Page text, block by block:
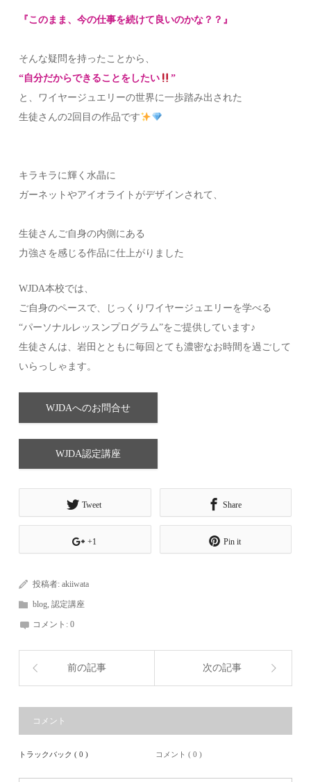
『このまま、今の仕事を続けて良いのかな？？』
そんな疑問を持ったことから、
“自分だからできることをしたい
”
と、ワイヤージュエリーの世界に一歩踏み出された
生徒さんの2回目の作品です
キラキラに輝く水晶に
ガーネットやアイオライトがデザインされて、
生徒さんご自身の内側にある
力強さを感じる作品に仕上がりました
WJDA本校では、
ご自身のペースで、じっくりワイヤージュエリーを学べる
“パーソナルレッスンプログラム”をご提供しています♪
生徒さんは、岩田とともに毎回とても濃密なお時間を過ごして
いらっしゃます。
WJDAへのお問合せ
WJDA認定講座
Tweet Share
+1 Pin it
投稿者:akiiwata
blog,認定講座
コメント:0
前の記事 次の記事
コメント
トラックバック ( 0 ) コメント ( 0 )